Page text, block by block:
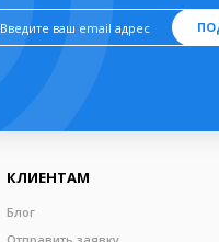
КЛИЕНТАМ
Блог